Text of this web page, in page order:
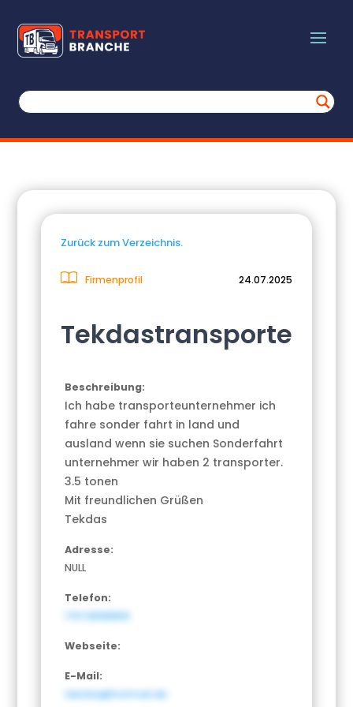
Zurück zum Verzeichnis.
Firmenprofil 24.07.2025
Tekdastransporte
Beschreibung:
Ich habe transporteunternehmer ich
fahre sonder fahrt in land und
ausland wenn sie suchen Sonderfahrt
unternehmer wir haben 2 transporter.
3.5 tonen
Mit freundlichen Grüßen
Tekdas
Adresse:
NULL
Telefon:
17672898866
Webseite:
E-Mail:
tekdas@hotmail.de